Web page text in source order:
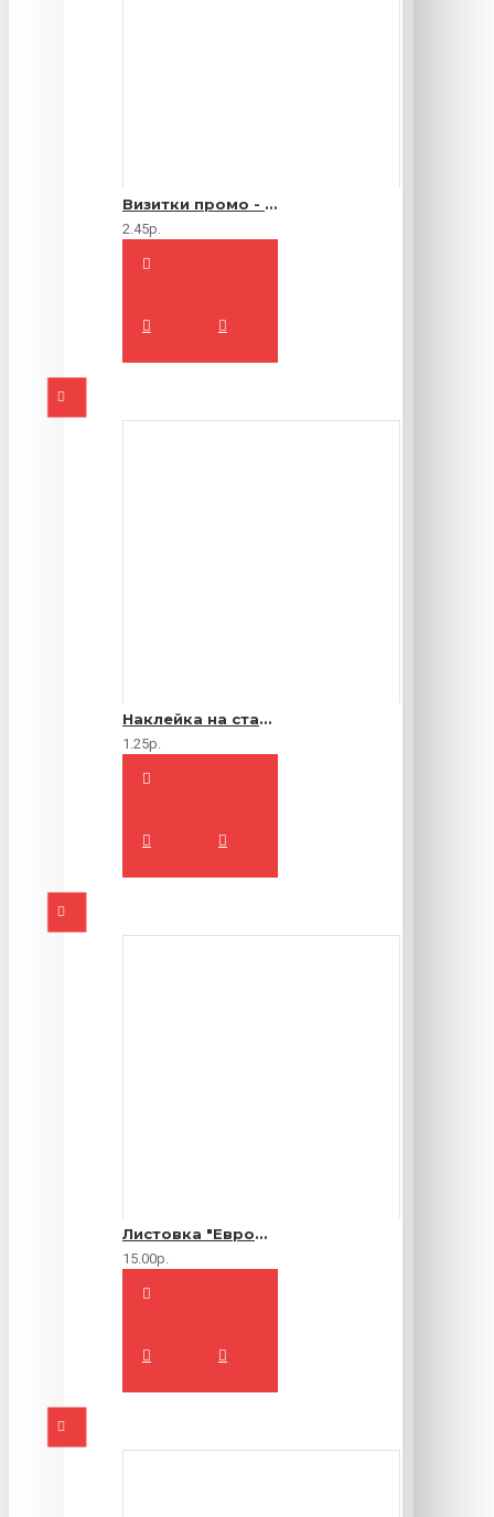
Визитки промо - 1000 шт.
2.45р.
Наклейка на стакан
1.25р.
Листовка "Еврофлаер" (цветная с двух сторон)
15.00р.